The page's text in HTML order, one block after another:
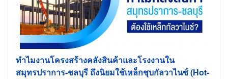
ทำไมงานโครงสร้างคลังสินค้าและโรงงานใน
สมุทรปราการ-ชลบุรี ถึงนิยมใช้เหล็กชุบกัลวาไนซ์ (Hot-